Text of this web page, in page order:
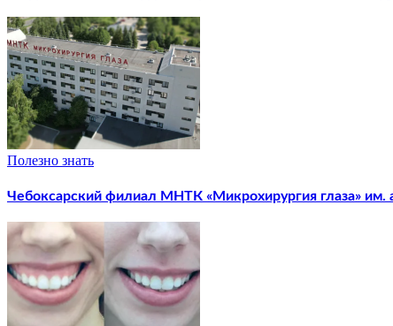
Полезно знать
Чебоксарский филиал МНТК «Микрохирургия глаза» им.